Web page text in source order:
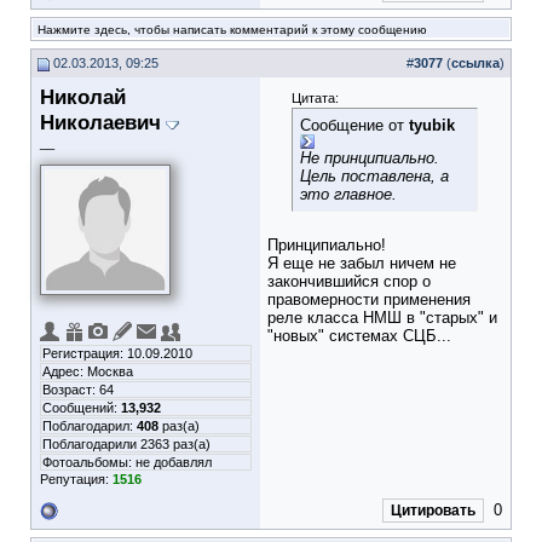
Нажмите здесь, чтобы написать комментарий к этому сообщению
02.03.2013, 09:25 #3077 (ссылка)
Николай
Николаевич
Регистрация: 10.09.2010
Адрес: Москва
Возраст: 64
Сообщений: 13,932
Поблагодарил: 408 раз(а)
Поблагодарили 2363 раз(а)
Фотоальбомы: не добавлял
Репутация: 1516
Цитата:
Сообщение от tyubik
Не принципиально.
Цель поставлена, а
это главное.
Принципиально!
Я еще не забыл ничем не
закончившийся спор о
правомерности применения
реле класса НМШ в "старых" и
"новых" системах СЦБ...
Цитировать 0